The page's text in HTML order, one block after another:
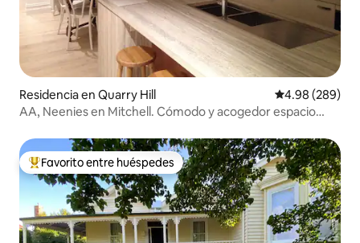
Residencia en Quarry Hill Calificación
4.98 (289)
AA, Neenies en Mitchell. Cómodo y acogedor espacio
De los mejores en Favorito entre huéspedes
Favorito entre huéspedes